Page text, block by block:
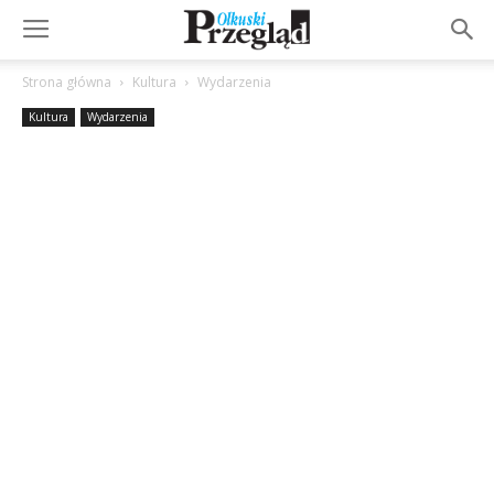
Strona główna Kultura Wydarzenia
Kultura Wydarzenia